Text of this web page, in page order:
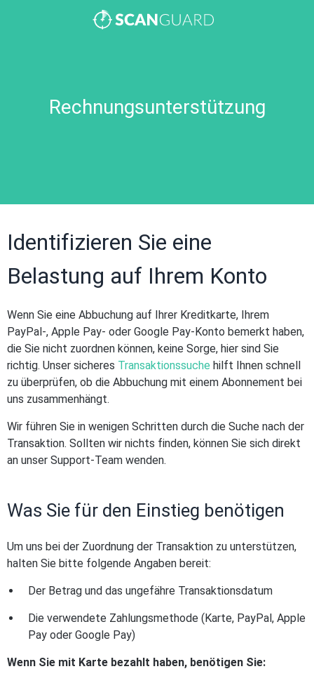
Rechnungsunterstützung
Identifizieren Sie eine
Belastung auf Ihrem Konto
Wenn Sie eine Abbuchung auf Ihrer Kreditkarte, Ihrem
PayPal-, Apple Pay- oder Google Pay-Konto bemerkt haben,
die Sie nicht zuordnen können, keine Sorge, hier sind Sie
richtig. Unser sicheres Transaktionssuche hilft Ihnen schnell
zu überprüfen, ob die Abbuchung mit einem Abonnement bei
uns zusammenhängt.
Wir führen Sie in wenigen Schritten durch die Suche nach der
Transaktion. Sollten wir nichts finden, können Sie sich direkt
an unser Support-Team wenden.
Was Sie für den Einstieg benötigen
Um uns bei der Zuordnung der Transaktion zu unterstützen,
halten Sie bitte folgende Angaben bereit:
Der Betrag und das ungefähre Transaktionsdatum
Die verwendete Zahlungsmethode (Karte, PayPal, Apple
Pay oder Google Pay)
Wenn Sie mit Karte bezahlt haben, benötigen Sie: